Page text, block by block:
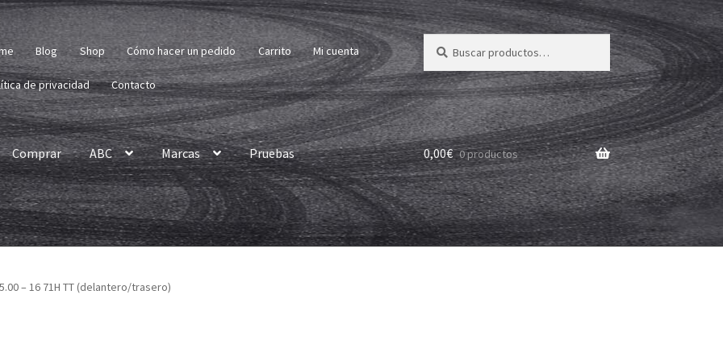
Blog Shop Cómo hacer un pedido Carrito Mi cuenta
de privacidad Contacto
Buscar
por:
Buscar
Comprar ABC Marcas Pruebas 0,00€ 0 productos
– 16 71H TT (delantero/trasero)